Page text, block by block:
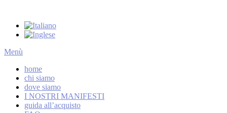
contenuto
Menu
navigzione
Menù
home
chi siamo
dove siamo
I NOSTRI MANIFESTI
guida all’acquisto